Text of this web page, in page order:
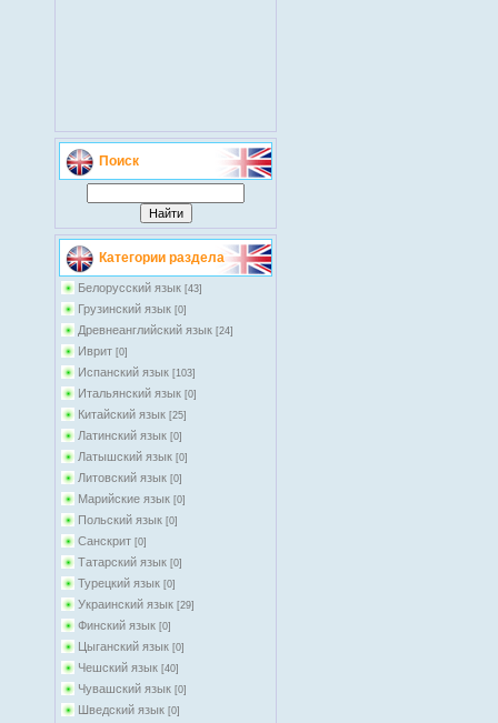
Поиск
Категории раздела
Белорусский язык [43]
Грузинский язык [0]
Древнеанглийский язык [24]
Иврит [0]
Испанский язык [103]
Итальянский язык [0]
Китайский язык [25]
Латинский язык [0]
Латышский язык [0]
Литовский язык [0]
Марийские язык [0]
Польский язык [0]
Санскрит [0]
Татарский язык [0]
Турецкий язык [0]
Украинский язык [29]
Финский язык [0]
Цыганский язык [0]
Чешский язык [40]
Чувашский язык [0]
Шведский язык [0]